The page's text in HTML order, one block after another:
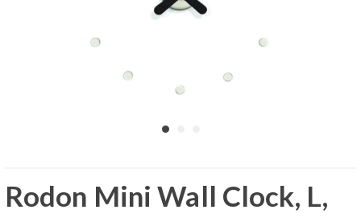
Rodon Mini Wall Clock, L,